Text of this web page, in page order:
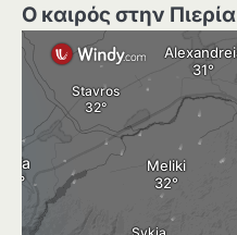
Ο καιρός στην Πιερία